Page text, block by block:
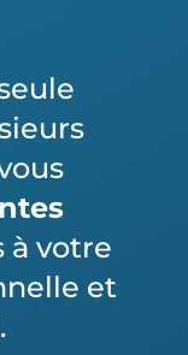
à votre
et